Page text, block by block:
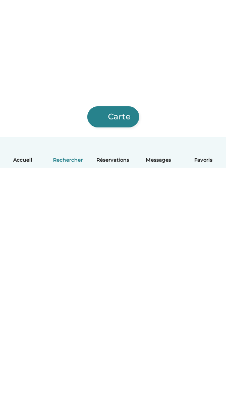
Accueil Rechercher Réservations Messages Favoris
Carte